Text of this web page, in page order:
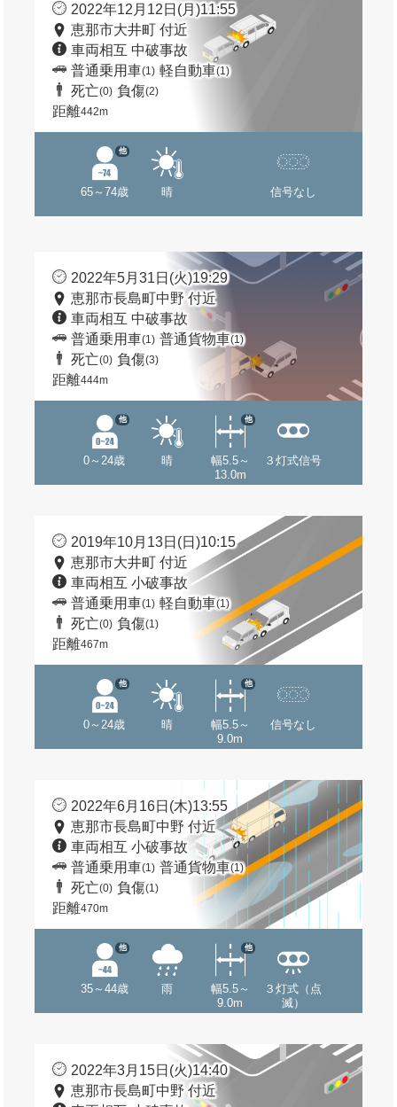
2022年12月12日(月)11:55
恵那市大井町 付近
車両相互 中破事故
普通乗用車(1) 軽自動車(1)
死亡(0) 負傷(2)
距離442m
65～74歳
他
晴 信号なし
2022年5月31日(火)19:29
恵那市長島町中野 付近
車両相互 中破事故
普通乗用車(1) 普通貨物車(1)
死亡(0) 負傷(3)
距離444m
0～24歳
他
晴
幅5.5～
13.0m
他
３灯式信号
2019年10月13日(日)10:15
恵那市大井町 付近
車両相互 小破事故
普通乗用車(1) 軽自動車(1)
死亡(0) 負傷(1)
距離467m
0～24歳
他
晴
幅5.5～
9.0m
他
信号なし
2022年6月16日(木)13:55
恵那市長島町中野 付近
車両相互 小破事故
普通乗用車(1) 普通貨物車(1)
死亡(0) 負傷(1)
距離470m
35～44歳
他
雨
幅5.5～
9.0m
他
３灯式（点
滅）
2022年3月15日(火)14:40
恵那市長島町中野 付近